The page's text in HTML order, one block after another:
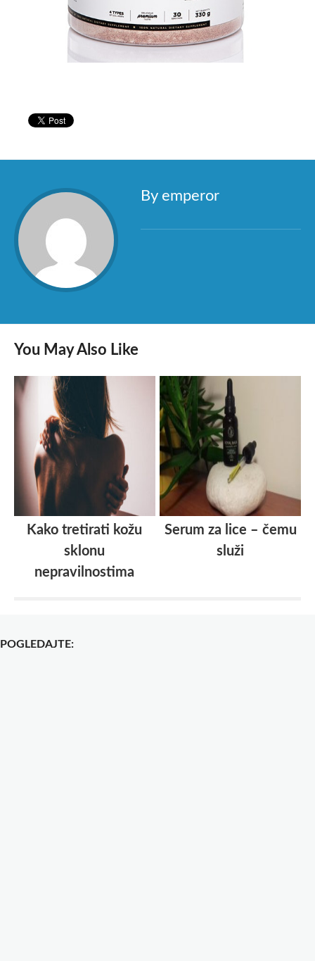
By emperor
You May Also Like
Kako tretirati kožu
sklonu
nepravilnostima
Serum za lice – čemu
služi
POGLEDAJTE: